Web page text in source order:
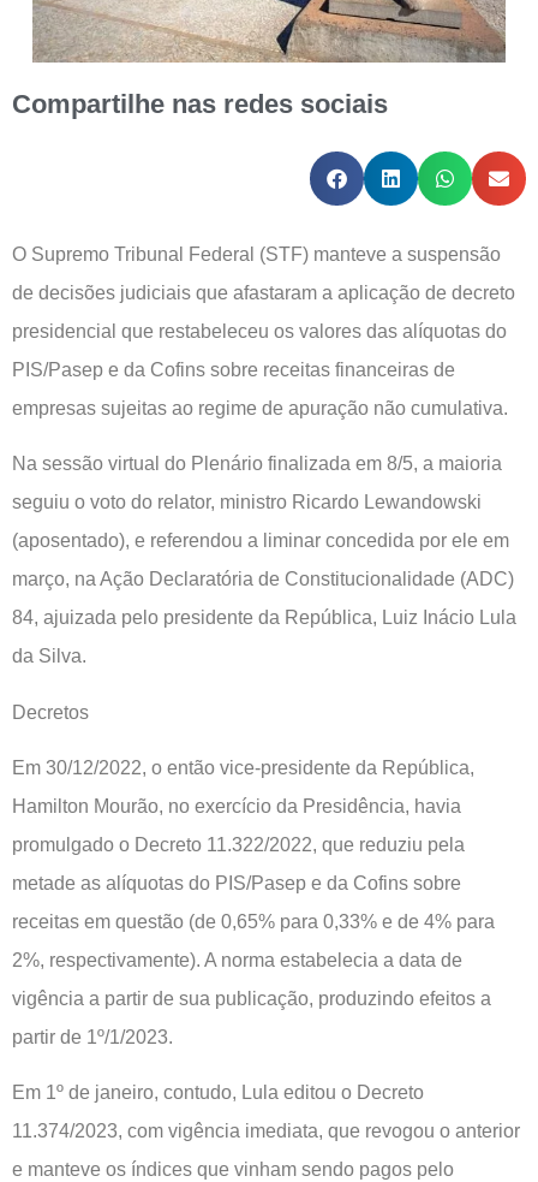
Compartilhe nas redes sociais
O Supremo Tribunal Federal (STF) manteve a suspensão
de decisões judiciais que afastaram a aplicação de decreto
presidencial que restabeleceu os valores das alíquotas do
PIS/Pasep e da Cofins sobre receitas financeiras de
empresas sujeitas ao regime de apuração não cumulativa.
Na sessão virtual do Plenário finalizada em 8/5, a maioria
seguiu o voto do relator, ministro Ricardo Lewandowski
(aposentado), e referendou a liminar concedida por ele em
março, na Ação Declaratória de Constitucionalidade (ADC)
84, ajuizada pelo presidente da República, Luiz Inácio Lula
da Silva.
Decretos
Em 30/12/2022, o então vice-presidente da República,
Hamilton Mourão, no exercício da Presidência, havia
promulgado o Decreto 11.322/2022, que reduziu pela
metade as alíquotas do PIS/Pasep e da Cofins sobre
receitas em questão (de 0,65% para 0,33% e de 4% para
2%, respectivamente). A norma estabelecia a data de
vigência a partir de sua publicação, produzindo efeitos a
partir de 1º/1/2023.
Em 1º de janeiro, contudo, Lula editou o Decreto
11.374/2023, com vigência imediata, que revogou o anterior
e manteve os índices que vinham sendo pagos pelo